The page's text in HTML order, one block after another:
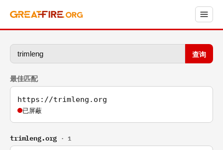
查询
最佳匹配
https://trimleng.org
已屏蔽
trimleng.org · 1